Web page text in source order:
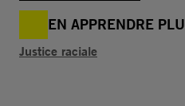
EN APPRENDRE
Justice raciale